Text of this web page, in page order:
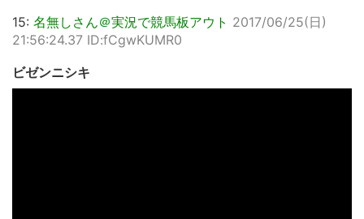
15: 名無しさん＠実況で競馬板アウト 2017/06/25(日)
21:56:24.37 ID:fCgwKUMR0
ビゼンニシキ